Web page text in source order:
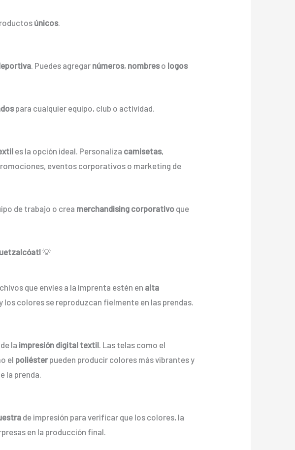
únicos.
. Puedes agregar números, nombreso logos
para cualquier equipo, club o actividad.
es la opción ideal. Personaliza camisetas,
eventos corporativos o marketing de
de trabajo o crea merchandising corporativo que
💡
que envíes a la imprenta estén en alta
colores se reproduzcan fielmente en las prendas.
la impresión digital textil . Las telas como el
el poliésterpueden producir colores más vibrantes y
la prenda.
de impresión para verificar que los colores, la
en la producción final.